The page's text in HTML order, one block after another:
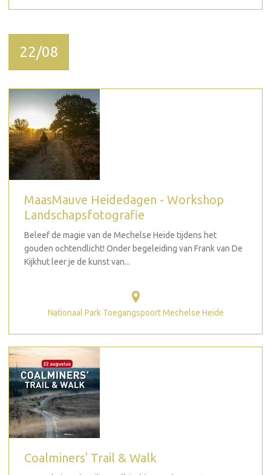
22/08
MaasMauve Heidedagen - Workshop
Landschapsfotografie
Beleef de magie van de Mechelse Heide tijdens het
gouden ochtendlicht! Onder begeleiding van Frank van De
Kijkhut leer je de kunst van...
Nationaal Park Toegangspoort Mechelse Heide
Coalminers' Trail & Walk